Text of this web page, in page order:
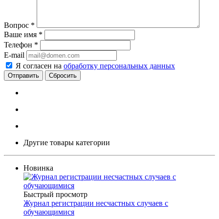
Вопрос *
Ваше имя *
Телефон *
E-mail
Я согласен на обработку персональных данных
Сбросить
Другие товары категории
Новинка
Быстрый просмотр
Журнал регистрации несчастных случаев с
обучающимися